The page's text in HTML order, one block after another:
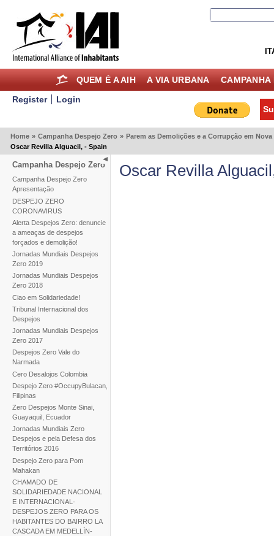
QUEM É A AIH A VIA URBANA CAMPANHA
Register
Login
Home » Campanha Despejo Zero » Parem as Demolições e a Corrupção em
Oscar Revilla Alguacil, - Spain
Campanha Despejo Zero
Campanha Despejo Zero
Apresentação
DESPEJO ZERO
CORONAVIRUS
Alerta Despejos Zero: denuncie
a ameaças de despejos
forçados e demolição!
Jornadas Mundiais Despejos
Zero 2019
Jornadas Mundiais Despejos
Zero 2018
Ciao em Solidariedade!
Tribunal Internacional dos
Despejos
Jornadas Mundiais Despejos
Zero 2017
Despejos Zero Vale do
Narmada
Cero Desalojos Colombia
Despejo Zero #OccupyBulacan,
Filipinas
Zero Despejos Monte Sinai,
Guayaquil, Ecuador
Jornadas Mundiais Zero
Despejos e pela Defesa dos
Territórios 2016
Despejo Zero para Pom
Mahakan
CHAMADO DE
SOLIDARIEDADE NACIONAL
E INTERNACIONAL-
DESPEJOS ZERO PARA OS
HABITANTES DO BAIRRO LA
CASCADA EM MEDELLÍN-
Oscar Revilla